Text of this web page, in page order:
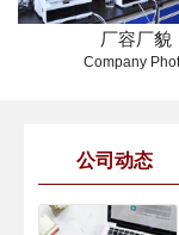
厂容厂貌
Company
公司动态